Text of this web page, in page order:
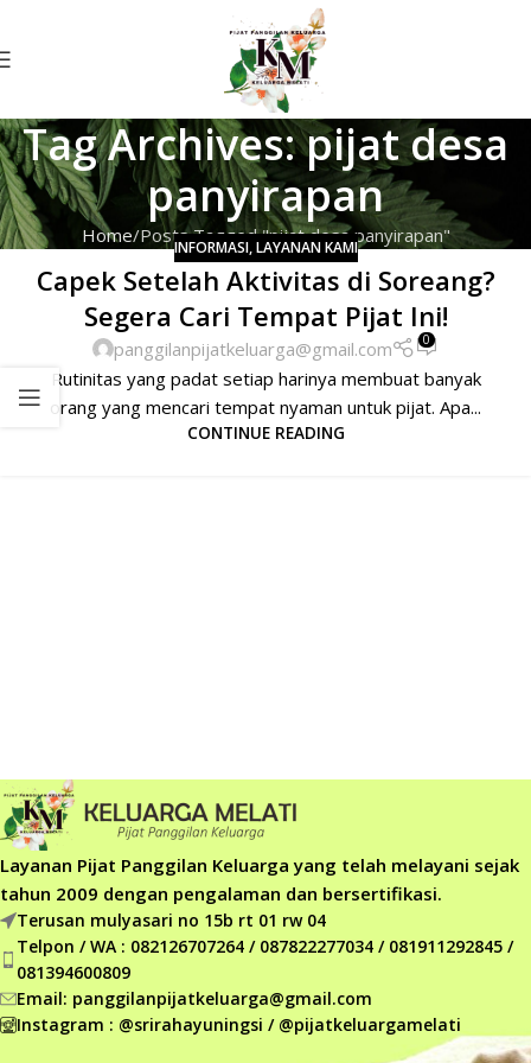
Tag Archives: pijat desa
panyirapan
Home Posts Tagged "pijat desa panyirapan"
INFORMASI,LAYANAN KAMI
Capek Setelah Aktivitas di Soreang?
Segera Cari Tempat Pijat Ini!
panggilanpijatkeluarga@gmail.com 0
Rutinitas yang padat setiap harinya membuat banyak
orang yang mencari tempat nyaman untuk pijat. Apa...
CONTINUE READING
Layanan Pijat Panggilan Keluarga yang telah melayani sejak
tahun 2009 dengan pengalaman dan bersertifikasi.
Terusan mulyasari no 15b rt 01 rw 04
Telpon / WA : 082126707264 / 087822277034 / 081911292845 /
081394600809
Email: panggilanpijatkeluarga@gmail.com
Instagram : @srirahayuningsi / @pijatkeluargamelati